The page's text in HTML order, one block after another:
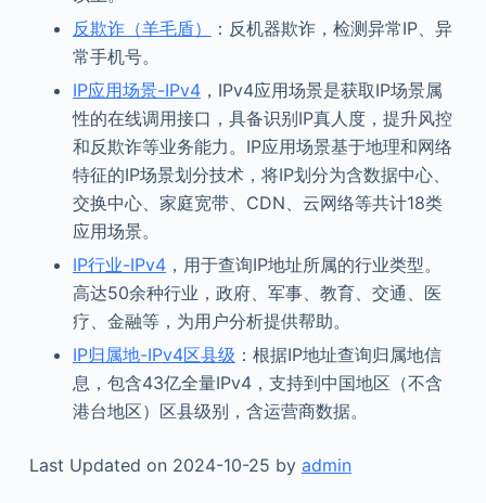
反欺诈（羊毛盾）
：反机器欺诈，检测异常IP、异
常手机号。
IP应用场景-IPv4，IPv4应用场景是获取IP场景属
性的在线调用接口，具备识别IP真人度，提升风控
和反欺诈等业务能力。IP应用场景基于地理和网络
特征的IP场景划分技术，将IP划分为含数据中心、
交换中心、家庭宽带、CDN、云网络等共计18类
应用场景。
IP行业-IPv4，用于查询IP地址所属的行业类型。
高达50余种行业，政府、军事、教育、交通、医
疗、金融等，为用户分析提供帮助。
IP归属地-IPv4区县级 ：根据IP地址查询归属地信
息，包含43亿全量IPv4，支持到中国地区（不含
港台地区）区县级别，含运营商数据。
Last Updated on 2024-10-25 by admin